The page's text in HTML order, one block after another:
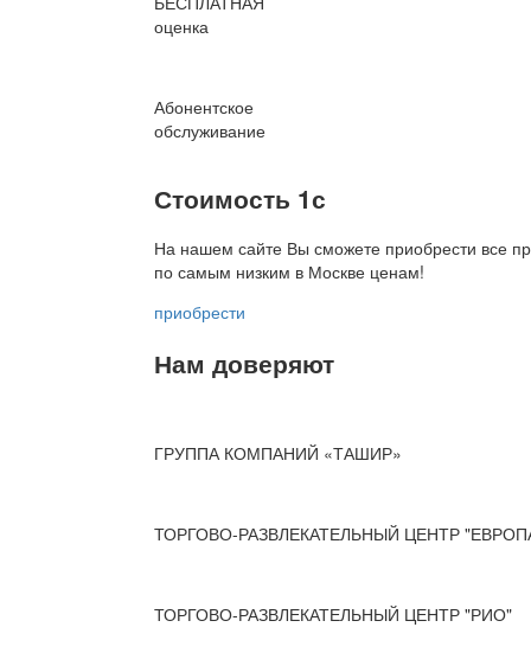
оценка
Абонентское
обслуживание
Стоимость 1с
На нашем сайте Вы сможете приобрести все
по самым низким в Москве ценам!
приобрести
Нам доверяют
ГРУППА КОМПАНИЙ «ТАШИР»
ТОРГОВО-РАЗВЛЕКАТЕЛЬНЫЙ ЦЕНТР
ТОРГОВО-РАЗВЛЕКАТЕЛЬНЫЙ ЦЕНТР "РИО"